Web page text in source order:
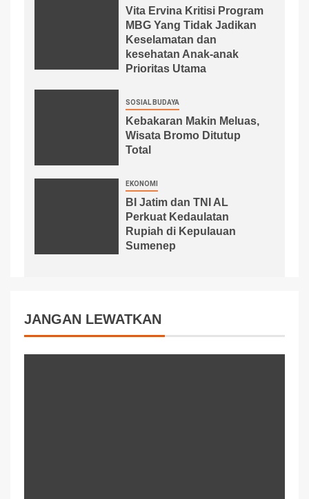
Vita Ervina Kritisi Program
MBG Yang Tidak Jadikan
Keselamatan dan
kesehatan Anak-anak
Prioritas Utama
SOSIAL BUDAYA
Kebakaran Makin Meluas,
Wisata Bromo Ditutup
Total
EKONOMI
BI Jatim dan TNI AL
Perkuat Kedaulatan
Rupiah di Kepulauan
Sumenep
JANGAN LEWATKAN